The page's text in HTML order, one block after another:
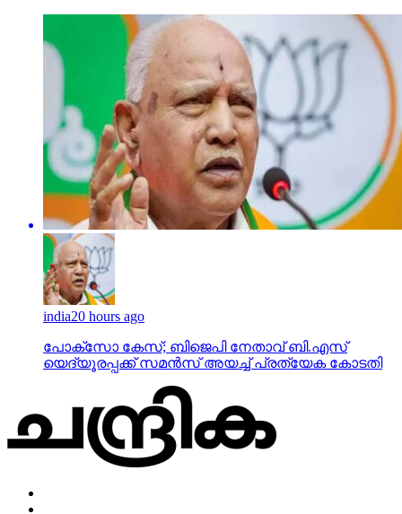
india20 hours ago
പോക്‌സോ കേസ്; ബിജെപി നേതാവ് ബി.എസ്
യെദ്യൂരപ്പക്ക് സമന്‍സ് അയച്ച് പ്രത്യേക കോടതി